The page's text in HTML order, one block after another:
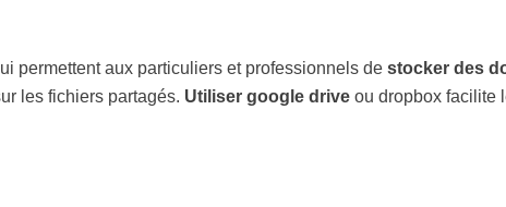
permettent aux particuliers et professionnels de stocker des
les fichiers partagés. Utiliser google drive ou dropbox facilite